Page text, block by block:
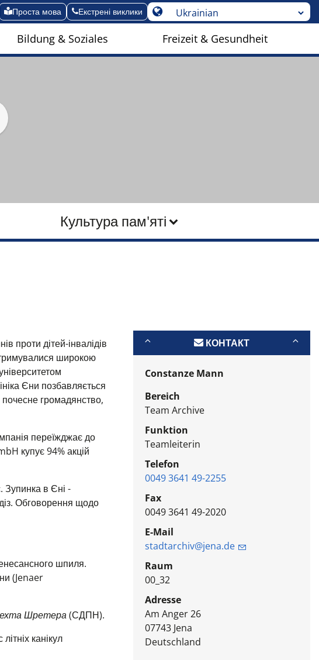
Проста мова Екстрені виклики
Bildung & Soziales Freizeit & Gesundheit
Культура пам'яті
проти дітей-інвалідів
широкою
Єни позбавляється
почесне громадянство,
переїжджає до
купує 94% акцій
Зупинка в Єні -
Обговорення щодо
шпиля.
(Jenaer
Шретера(СДПН).
канікул
КОНТАКТ
Constanze Mann
Bereich
Team Archive
Funktion
Teamleiterin
Telefon
0049 3641 49-2255
Fax
0049 3641 49-2020
E-Mail
stadtarchiv@jena.de
Raum
00_32
Adresse
Am Anger 26
07743 Jena
Deutschland